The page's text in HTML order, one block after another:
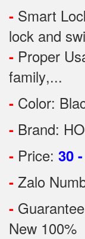
- Smart
lock and
- Proper
family,...
- Color:
- Brand:
- Price: 30
- Zalo
-
New 100%